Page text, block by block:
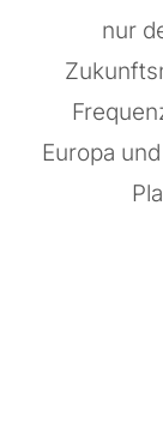
nur
Europa